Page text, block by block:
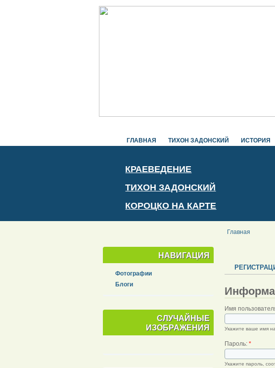
ГЛАВНАЯ ТИХОН ЗАДОНСКИЙ ИСТОРИЯ
КРАЕВЕДЕНИЕ
ТИХОН ЗАДОНСКИЙ
КОРОЦКО НА КАРТЕ
Главная
НАВИГАЦИЯ
Фотографии
Блоги
СЛУЧАЙНЫЕ
ИЗОБРАЖЕНИЯ
Имя
Укажите ваше имя
Пароль: *
Укажите пароль,